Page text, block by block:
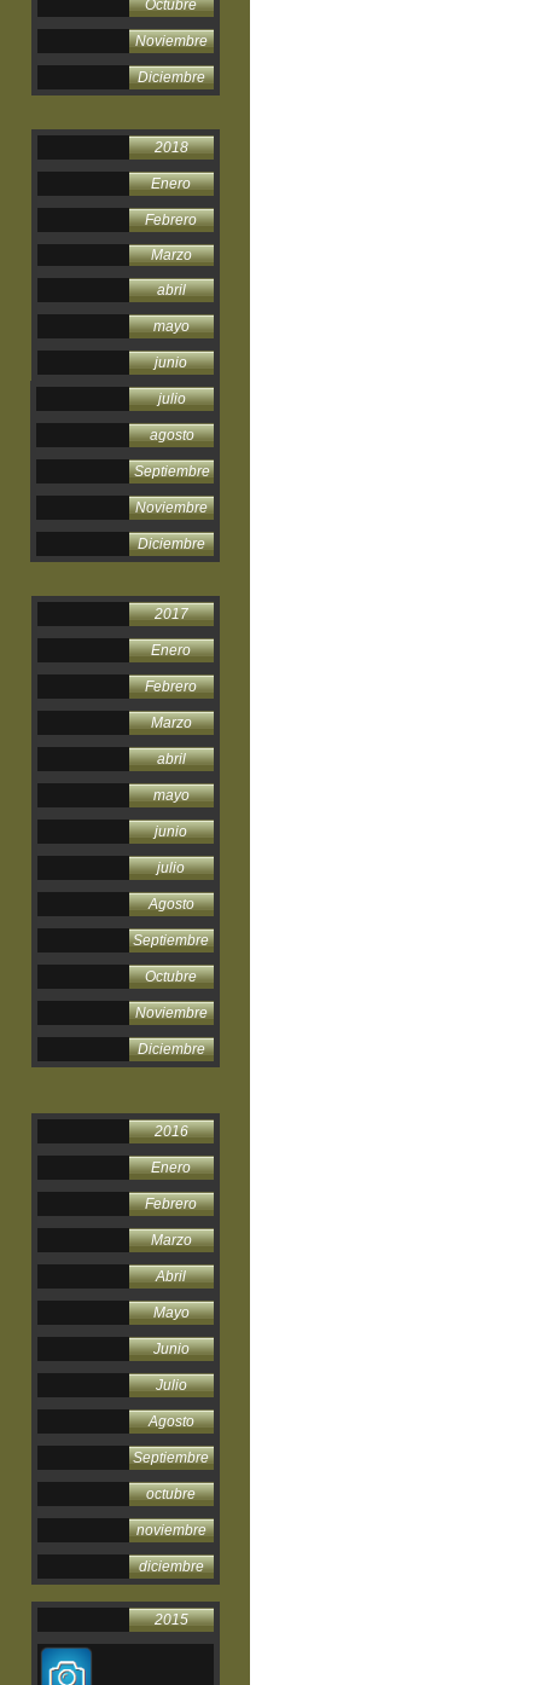
Octubre
Noviembre
Diciembre
2018
Enero
Febrero
Marzo
abril
mayo
junio
julio
agosto
Septiembre
Noviembre
Diciembre
2017
Enero
Febrero
Marzo
abril
mayo
junio
julio
Agosto
Septiembre
Octubre
Noviembre
Diciembre
2016
Enero
Febrero
Marzo
Abril
Mayo
Junio
Julio
Agosto
Septiembre
octubre
noviembre
diciembre
2015